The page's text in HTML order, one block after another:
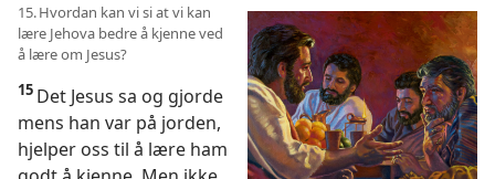
15. Hvordan kan vi si at vi kan
lære Jehova bedre å kjenne ved
å lære om Jesus?
15 Det Jesus sa og gjorde
mens han var på jorden,
hjelper oss til å lære ham